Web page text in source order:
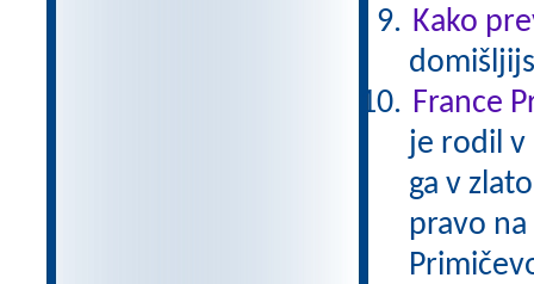
Kako
France
je rodil v
ga v
pravo